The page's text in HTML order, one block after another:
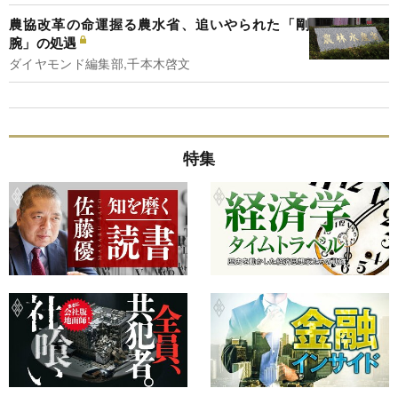
農協改革の命運握る農水省、追いやられた「剛
腕」の処遇
ダイヤモンド編集部,千本木啓文
特集